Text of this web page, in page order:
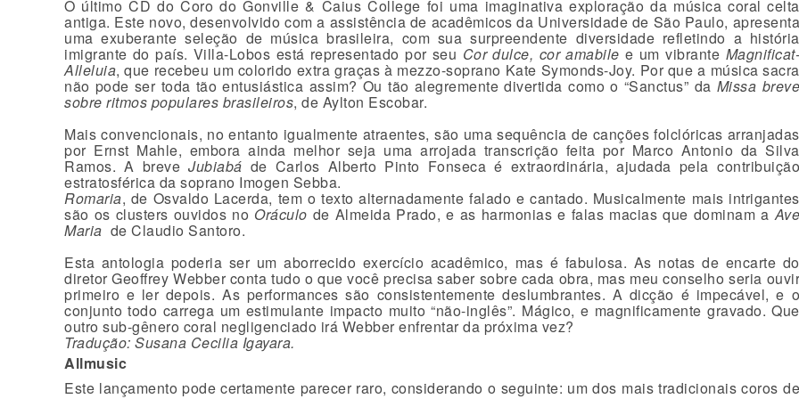
O último CD do Coro do Gonville & Caius College foi uma imaginativa exploração da música coral celta
antiga. Este novo, desenvolvido com a assistência de acadêmicos da Universidade de São Paulo, apresenta
uma exuberante seleção de música brasileira, com sua surpreendente diversidade refletindo a história
imigrante do país. Villa-Lobos está representado por seu Cor dulce, cor amabile e um vibrante
Alleluia, que recebeu um colorido extra graças à mezzo-soprano Kate Symonds-Joy. Por que a música sacra
não pode ser toda tão entusiástica assim? Ou tão alegremente divertida como o “Sanctus” da Missa breve
sobre ritmos populares brasileiros, de Aylton Escobar.
Mais convencionais, no entanto igualmente atraentes, são uma sequência de canções folclóricas arranjadas
por Ernst Mahle, embora ainda melhor seja uma arrojada transcrição feita por Marco Antonio da Silva
Ramos. A breveJubiabá de Carlos Alberto Pinto Fonseca é extraordinária, ajudada pela
estratosférica da soprano Imogen Sebba.
Romaria, de Osvaldo Lacerda, tem o texto alternadamente falado e cantado. Musicalmente mais intrigantes
são os clusters ouvidos no Oráculo de Almeida Prado, e as harmonias e falas macias que dominam aAve
Maria de Claudio Santoro.
Esta antologia poderia ser um aborrecido exercício acadêmico, mas é fabulosa. As notas de encarte do
diretor Geoffrey Webber conta tudo o que você precisa saber sobre cada obra, mas meu conselho seria ouvir
primeiro e ler depois. As performances são consistentemente deslumbrantes. A dicção é impecável, e o
conjunto todo carrega um estimulante impacto muito “não-inglês”. Mágico, e magnificamente gravado. Que
outro sub-gênero coral negligenciado irá Webber enfrentar da próxima vez?
Tradução: Susana Cecilia Igayara.
Allmusic
Este lançamento pode certamente parecer raro, considerando o seguinte: um dos mais tradicionais coros de